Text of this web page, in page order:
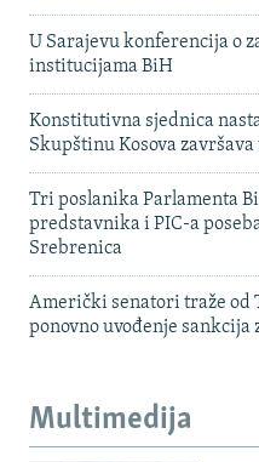
U Sarajevu konferencija o
institucijama BiH
Konstitutivna sjednica
Skupštinu Kosova završava
Tri poslanika Parlamenta
predstavnika i PIC-a
Srebrenica
Američki senatori traže od
ponovno uvođenje sankcija
Multimedija